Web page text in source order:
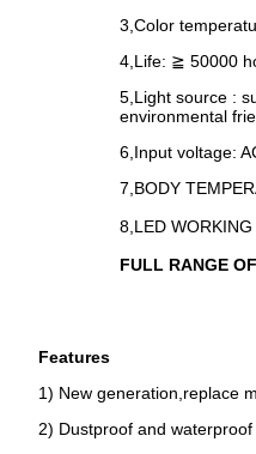
3,Color
4,Life: ≧ 50000
5,Light source :
environmental
6,Input voltage:
7,BODY
8,LED
FULL RANGE
Features
1) New generation,replace
2) Dustproof and